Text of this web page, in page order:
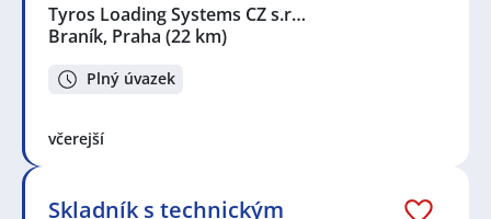
Tyros Loading Systems CZ s.r…
Braník, Praha (22 km)
Plný úvazek
včerejší
Skladník s technickým